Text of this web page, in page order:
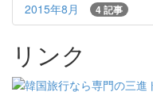
2015年8月 4 記事
リンク